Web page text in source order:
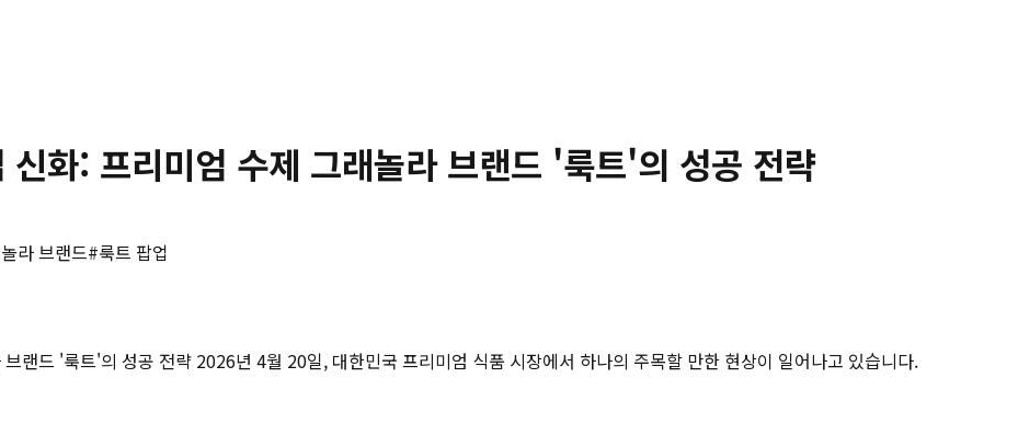
화: 프리미엄 수제 그래놀라 브랜드 '룩트'의 성공 전략
라 브랜드#룩트 팝업
랜드 '룩트'의 성공 전략 2026년 4월 20일, 대한민국 프리미엄 식품 시장에서 하나의 주목할 만한 현상이 일어나고 있습니다.